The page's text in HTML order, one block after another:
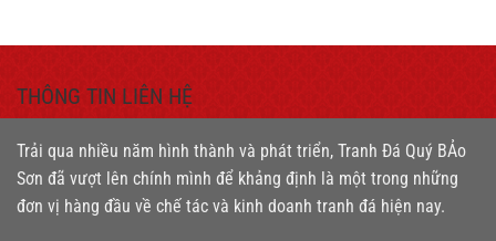
THÔNG TIN LIÊN HỆ
Trải qua nhiều năm hình thành và phát triển, Tranh Đá Quý BẢo
Sơn đã vượt lên chính mình để khảng định là một trong những
đơn vị hàng đầu về chế tác và kinh doanh tranh đá hiện nay.